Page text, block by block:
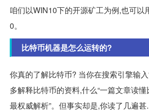
咱们以WIN10下的开源矿工为例,也可以
0。
比特币机器是怎么运转的?
你真的了解比特币? 当你在搜索引擎输入
多解释比特币的资料,什么“一篇文章读懂
最权威解析”。但事实却是,你读了几遍甚